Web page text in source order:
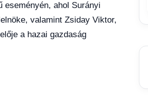
eseményén, ahol Surányi
valamint Zsiday Viktor,
a hazai gazdaság